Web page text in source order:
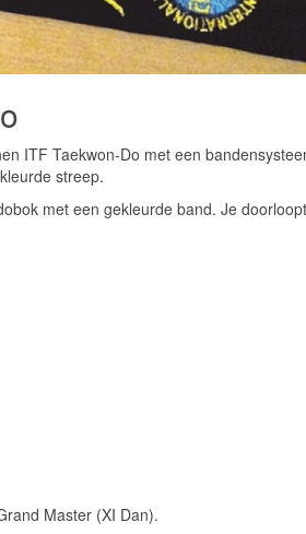
ITF Taekwon-Do met een
streep.
met een gekleurde band. Je
Master (XI Dan).